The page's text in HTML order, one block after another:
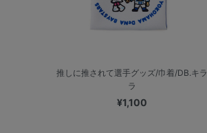
推しに推されて選手グッズ/巾着/DB.キラ
ラ
¥1,100